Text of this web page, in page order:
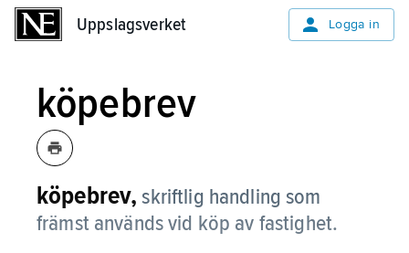
Uppslagsverket Logga in
köpebrev
köpebrev, skriftlig handling som
främst används vid köp av fastighet.